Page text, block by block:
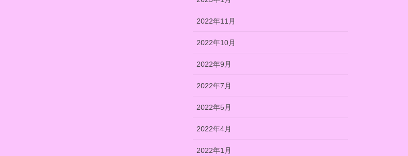
2022年11月
2022年10月
2022年9月
2022年7月
2022年5月
2022年4月
2022年1月